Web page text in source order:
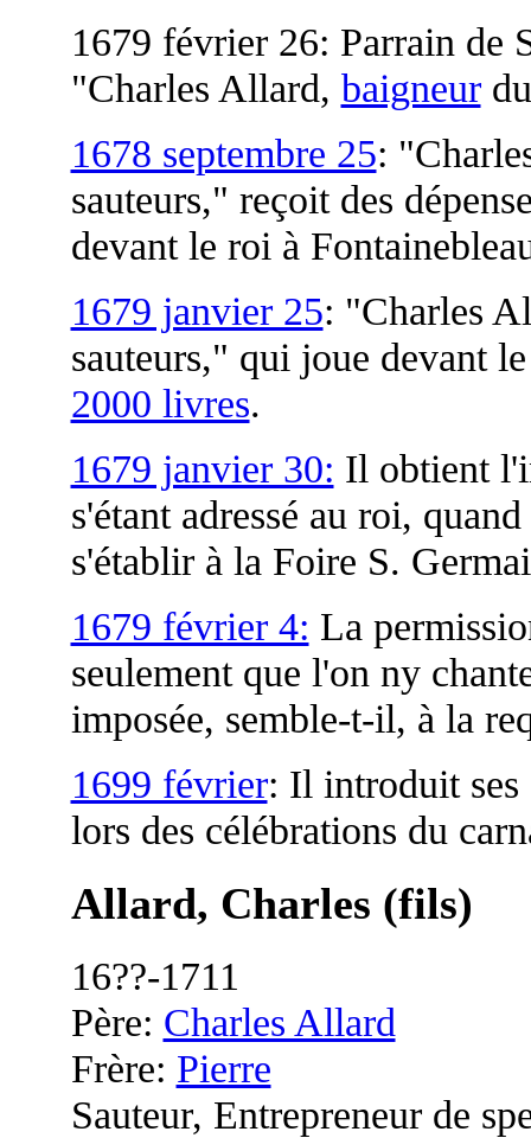
1679 février 26: Parrain de
"Charles Allard, baigneur
1678 septembre 25:
sauteurs," reçoit des
devant le roi à
1679 janvier 25: "Charles
sauteurs," qui joue devant
2000 livres.
1679 janvier 30: Il obtient
s'étant adressé au roi,
s'établir à la Foire S.
1679 février 4: La
seulement que l'on ny
imposée, semble-t-il, à la
1699 février: Il introduit
lors des célébrations du
Allard, Charles (fils)
16??-1711
Père: Charles Allard
Frère: Pierre
Sauteur, Entrepreneur de